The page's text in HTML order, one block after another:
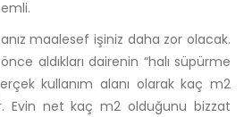
maalesef işiniz daha zor olacak.
aldıkları dairenin “halı süpürme
kullanım alanı olarak kaç m2
Evin net kaç m2 olduğunu bizzat